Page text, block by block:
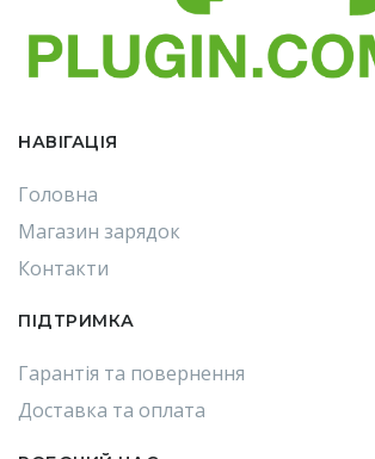
НАВІГАЦІЯ
Головна
Магазин зарядок
Контакти
ПІДТРИМКА
Гарантія та повернення
Доставка та оплата